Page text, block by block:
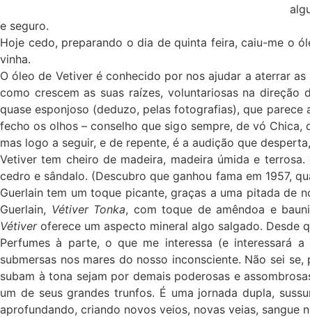
e seguro.
Hoje cedo, preparando o dia de quinta feira, caiu-me o
vinha.
O óleo de Vetiver é conhecido por nos ajudar a aterrar
como crescem as suas raízes, voluntariosas na
quase esponjoso (deduzo, pelas fotografias), que
fecho os olhos – conselho que sigo sempre, de vó
mas logo a seguir, e de repente, é a audição que
Vetiver tem cheiro de madeira, madeira úmida e
cedro e sândalo. (Descubro que ganhou fama em 1957,
Guerlain tem um toque picante, graças a uma pitada de
Guerlain, Vétiver Tonka, com toque de amêndoa e
Vétiveroferece um aspecto mineral algo salgado. Desde
Perfumes à parte, o que me interessa (e interessará
submersas nos mares do nosso inconsciente. Não sei
subam à tona sejam por demais poderosas e
um de seus grandes trunfos. É uma jornada dupla,
aprofundando, criando novos veios, novas veias, sangue